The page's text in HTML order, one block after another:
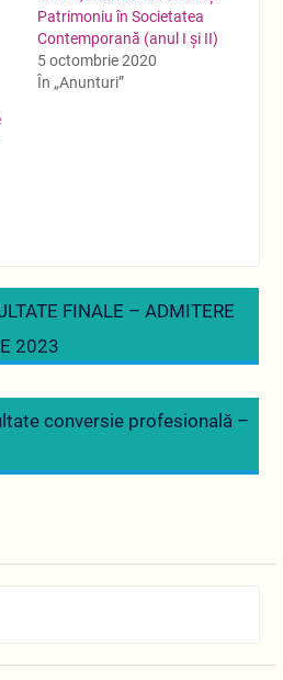
Patrimoniu în Societatea
Contemporană (anul I și II)
5 octombrie 2020
În „Anunturi”
FINALE – ADMITERE
2023
conversie profesională –